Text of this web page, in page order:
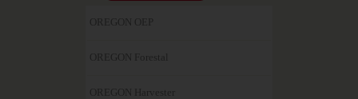
OREGON OEP
OREGON Forestal
OREGON Harvester